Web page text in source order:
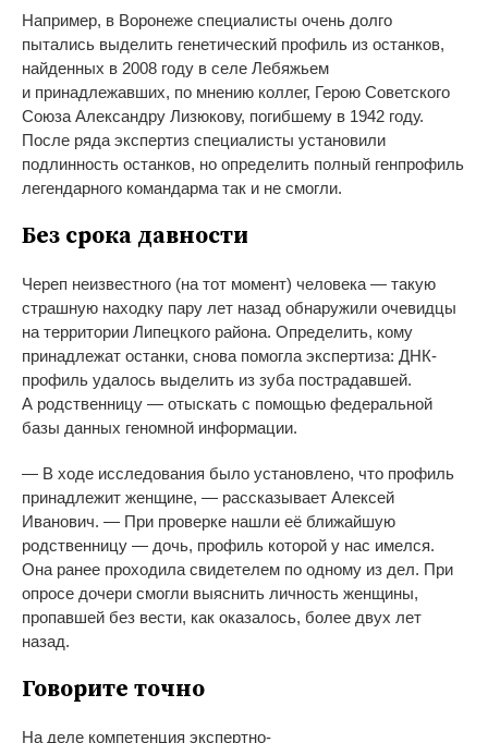
Например, в Воронеже специалисты очень долго
пытались выделить генетический профиль из останков,
найденных в 2008 году в селе Лебяжьем
и принадлежавших, по мнению коллег, Герою Советского
Союза Александру Лизюкову, погибшему в 1942 году.
После ряда экспертиз специалисты установили
подлинность останков, но определить полный генпрофиль
легендарного командарма так и не смогли.
Без срока давности
Череп неизвестного (на тот момент) человека —такую
страшную находку пару лет назад обнаружили очевидцы
на территории Липецкого района. Определить, кому
принадлежат останки, снова помогла экспертиза: ДНК-
профильудалось выделить из зуба пострадавшей.
А родственницу —отыскать с помощью федеральной
базы данных геномной информации.
— В ходе исследования было установлено, что профиль
принадлежит женщине, —рассказывает Алексей
Иванович. — При проверке нашли её ближайшую
родственницу —дочь, профиль которой у нас имелся.
Она ранее проходила свидетелем по одному из дел. При
опросе дочери смогли выяснить личность женщины,
пропавшей без вести, как оказалось, более двух лет
назад.
Говорите точно
На деле компетенция экспертно-